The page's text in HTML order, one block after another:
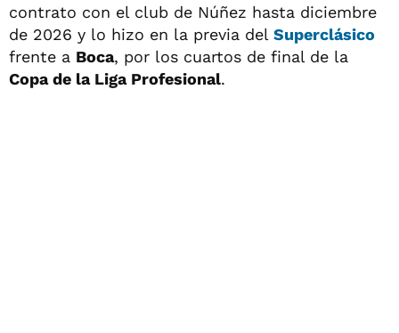
contrato con el club de Núñez hasta diciembre
de 2026 y lo hizo en la previa del Superclásico
frente a Boca, por los cuartos de final de la
Copa de la Liga Profesional.